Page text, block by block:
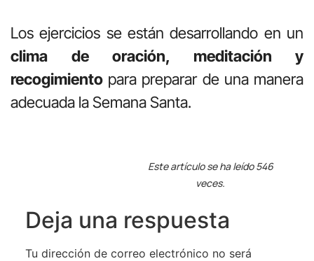
Los ejercicios se están desarrollando en un
clima de oración, meditación y
recogimiento para preparar de una manera
adecuada la Semana Santa.
Este artículo se ha leído 546
veces.
Deja una respuesta
Tu dirección de correo electrónico no será